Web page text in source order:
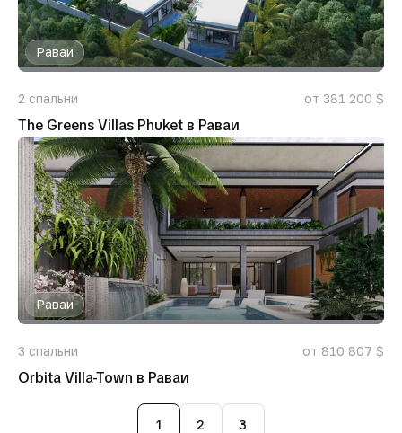
Раваи
2 спальни от 381 200 $
The Greens Villas Phuket в Раваи
Раваи
3 спальни от 810 807 $
Orbita Villa-Town в Раваи
1 2 3